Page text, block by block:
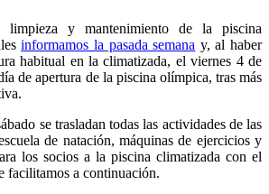
limpieza y mantenimiento de la piscina
informamos la pasada semana y, al haber
habitual en la climatizada, el viernes 4 de
de apertura de la piscina olímpica, tras más
se trasladan todas las actividades de las
de natación, máquinas de ejercicios y
los socios a la piscina climatizada con el
facilitamos a continuación.